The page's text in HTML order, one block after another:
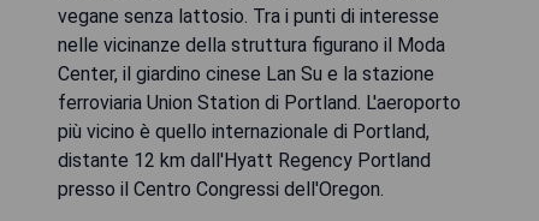
vegane senza lattosio. Tra i punti di interesse
nelle vicinanze della struttura figurano il Moda
Center, il giardino cinese Lan Su e la stazione
ferroviaria Union Station di Portland. L'aeroporto
più vicino è quello internazionale di Portland,
distante 12 km dall'Hyatt Regency Portland
presso il Centro Congressi dell'Oregon.